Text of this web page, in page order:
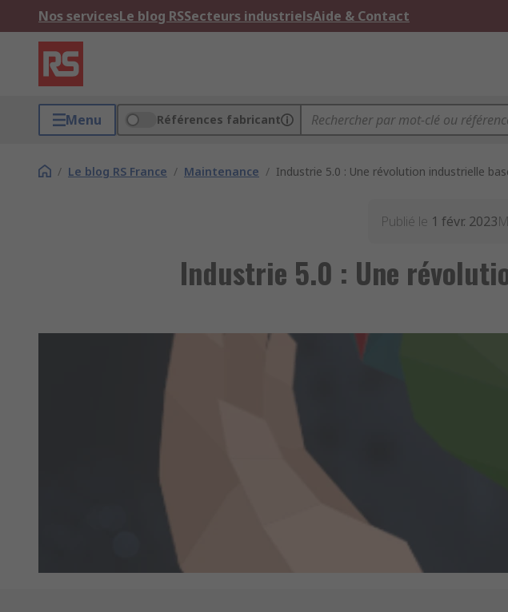
Nos servicesLe blog RSSecteurs industrielsAide & Contact
Menu Références fabricant
/ Le blog RS France / Maintenance / Industrie 5.0 : Une révolution industrielle
Publié le 1 févr. 2023
Industrie 5.0 : Une